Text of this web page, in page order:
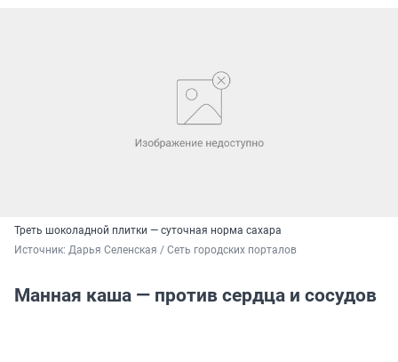
Треть шоколадной плитки — суточная норма сахара
Источник: Дарья Селенская / Сеть городских порталов
Манная каша — против сердца и сосудов